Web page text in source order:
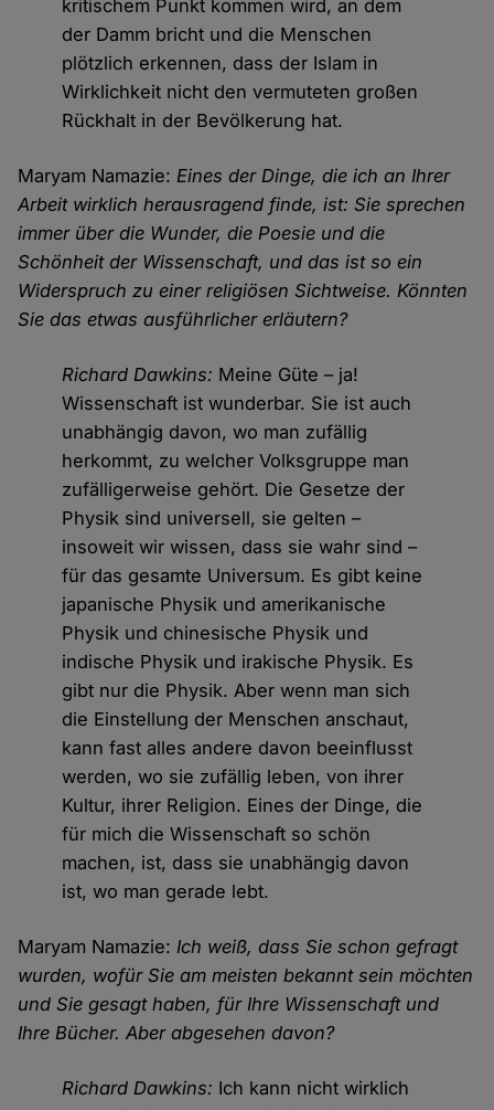
kritischem Punkt kommen wird, an dem
der Damm bricht und die Menschen
plötzlich erkennen, dass der Islam in
Wirklichkeit nicht den vermuteten großen
Rückhalt in der Bevölkerung hat.
Maryam Namazie:Eines der Dinge, die ich an Ihrer
Arbeit wirklich herausragend finde, ist: Sie sprechen
immer über die Wunder, die Poesie und die
Schönheit der Wissenschaft, und das ist so ein
Widerspruch zu einer religiösen Sichtweise. Könnten
Sie das etwas ausführlicher erläutern?
Richard Dawkins: Meine Güte – ja!
Wissenschaft ist wunderbar. Sie ist auch
unabhängig davon, wo man zufällig
herkommt, zu welcher Volksgruppe man
zufälligerweise gehört. Die Gesetze der
Physik sind universell, sie gelten –
insoweit wir wissen, dass sie wahr sind –
für das gesamte Universum. Es gibt keine
japanische Physik und amerikanische
Physik und chinesische Physik und
indische Physik und irakische Physik. Es
gibt nur die Physik. Aber wenn man sich
die Einstellung der Menschen anschaut,
kann fast alles andere davon beeinflusst
werden, wo sie zufällig leben, von ihrer
Kultur, ihrer Religion. Eines der Dinge, die
für mich die Wissenschaft so schön
machen, ist, dass sie unabhängig davon
ist, wo man gerade lebt.
Maryam Namazie:Ich weiß, dass Sie schon gefragt
wurden, wofür Sie am meisten bekannt sein möchten
und Sie gesagt haben, für Ihre Wissenschaft und
Ihre Bücher. Aber abgesehen davon?
Richard Dawkins: Ich kann nicht wirklich